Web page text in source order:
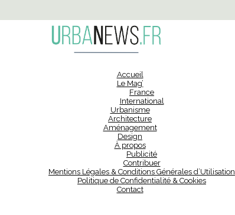
Accueil
Le Mag’
France
International
Urbanisme
Architecture
Aménagement
Design
À propos
Publicité
Contribuer
Mentions Légales & Conditions Générales d’Utilisation
Politique de Confidentialité & Cookies
Contact